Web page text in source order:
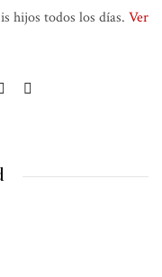
hijos todos los días. Ver